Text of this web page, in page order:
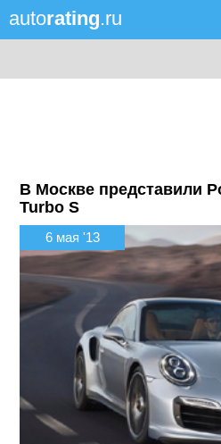
autorating.ru
В Москве представили
Turbo S
6 мая '13